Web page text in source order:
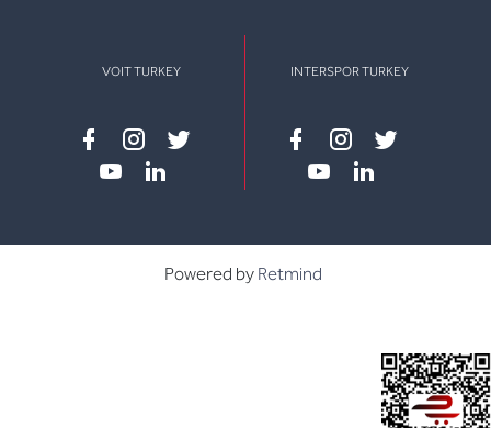
VOIT TURKEY
Facebook
instagram
twitter
INTERSPOR TURKEY
Facebook
instagram
twitter
Powered by Retmind